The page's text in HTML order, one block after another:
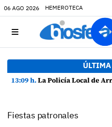
06 AGO 2026 HEMEROTECA
13:09 h.La Policía Local de Arrecife detiene a dos
Fiestas patronales